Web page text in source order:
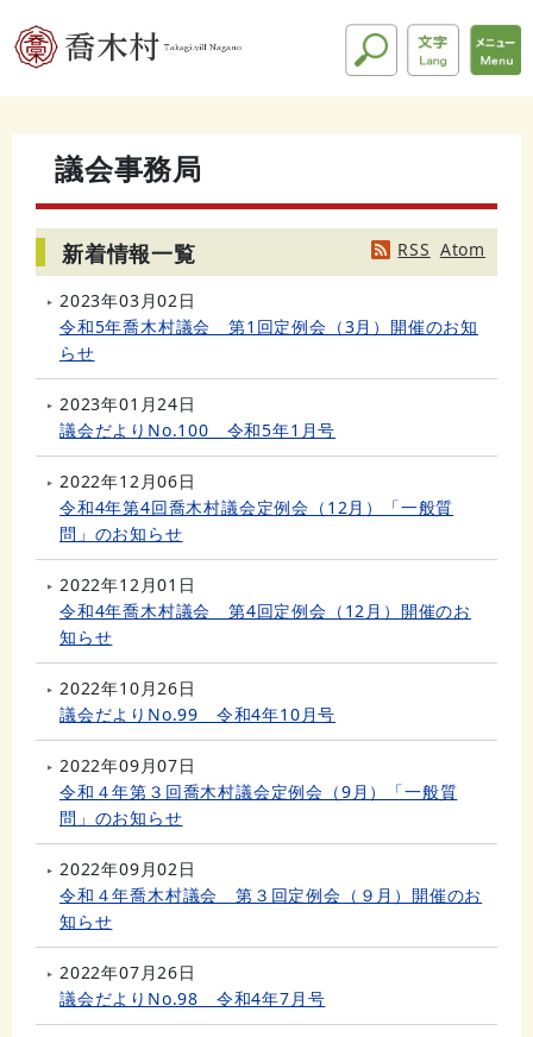
議会事務局
RSS Atom
新着情報一覧
2023年03月02日
令和5年喬木村議会 第1回定例会（3月）開催のお知
らせ
2023年01月24日
議会だよりNo.100 令和5年1月号
2022年12月06日
令和4年第4回喬木村議会定例会（12月）「一般質
問」のお知らせ
2022年12月01日
令和4年喬木村議会 第4回定例会（12月）開催のお
知らせ
2022年10月26日
議会だよりNo.99 令和4年10月号
2022年09月07日
令和４年第３回喬木村議会定例会（9月）「一般質
問」のお知らせ
2022年09月02日
令和４年喬木村議会 第３回定例会（９月）開催のお
知らせ
2022年07月26日
議会だよりNo.98 令和4年7月号